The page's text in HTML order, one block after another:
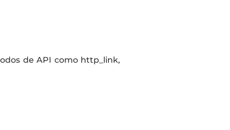
de API como http_link,